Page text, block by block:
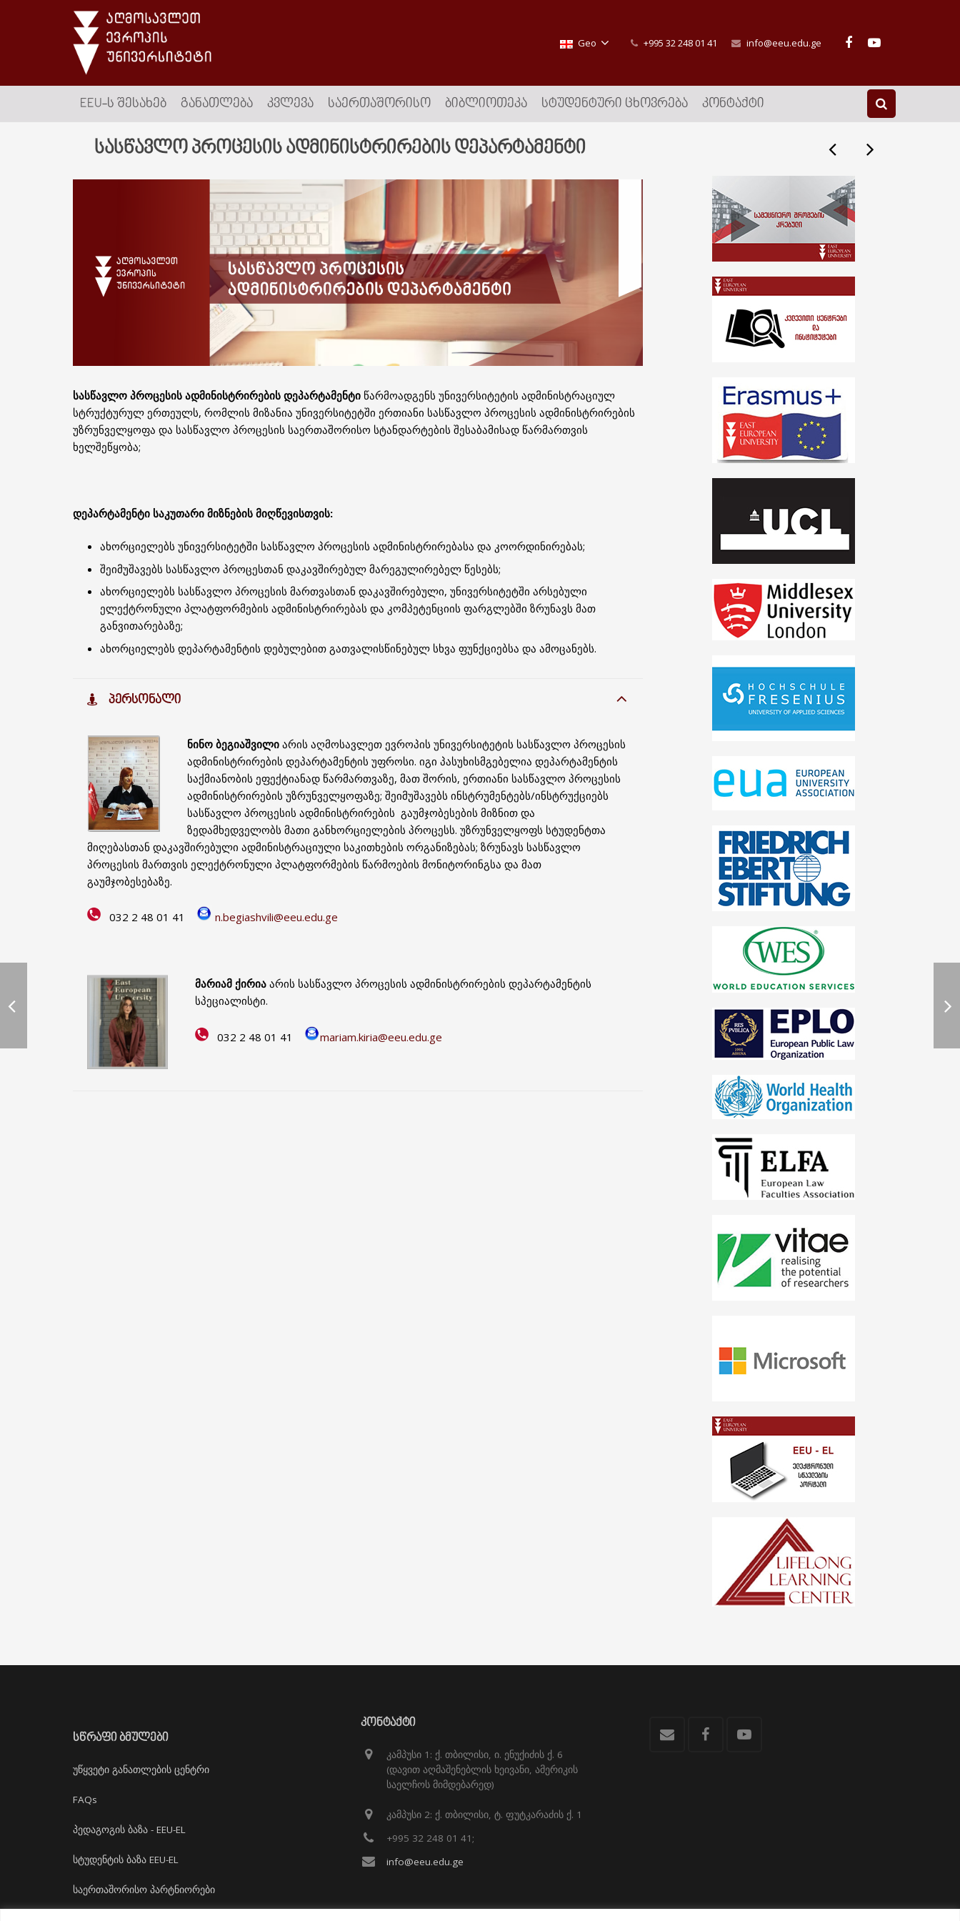
Geo +995 32 248 01 41 info@eeu.edu.ge
EEU-Ს ᲨᲔᲡᲐᲮᲔᲑ ᲒᲐᲜᲐᲗᲚᲔᲑᲐ ᲙᲕᲚᲔᲕᲐ ᲡᲐᲔᲠᲗᲐᲨᲝᲠᲘᲡᲝ ᲑᲘᲑᲚᲘᲝᲗᲔᲙᲐ ᲡᲢᲣᲓᲔᲜᲢᲣᲠᲘ ᲪᲮᲝᲕᲠᲔᲑᲐ ᲙᲝᲜᲢᲐᲥᲢᲘ
სასწავლო პროცესის ადმინისტრირების დეპარტამენტი
სასწავლო პროცესის ადმინისტრირების დეპარტამენტი წარმოადგენს უნივერსიტეტის ადმინისტრაციულ
სტრუქტურულ ერთეულს, რომლის მიზანია უნივერსიტეტში ერთიანი სასწავლო პროცესის ადმინისტრირების
უზრუნველყოფა და სასწავლო პროცესის საერთაშორისო სტანდარტების შესაბამისად წარმართვის
ხელშეწყობა;
დეპარტამენტი საკუთარი მიზნების მიღწევისთვის:
ახორციელებს უნივერსიტეტში სასწავლო პროცესის ადმინისტრირებასა და კოორდინირებას;
შეიმუშავებს სასწავლო პროცესთან დაკავშირებულ მარეგულირებელ წესებს;
ახორციელებს სასწავლო პროცესის მართვასთან დაკავშირებული, უნივერსიტეტში არსებული
ელექტრონული პლატფორმების ადმინისტრირებას და კომპეტენციის ფარგლებში ზრუნავს მათ
განვითარებაზე;
ახორციელებს დეპარტამენტის დებულებით გათვალისწინებულ სხვა ფუნქციებსა და ამოცანებს.
ᲞᲔᲠᲡᲝᲜᲐᲚᲘ
ნინო ბეგიაშვილი არის აღმოსავლეთ ევროპის უნივერსიტეტის სასწავლო პროცესის
ადმინისტრირების დეპარტამენტის უფროსი. იგი პასუხისმგებელია დეპარტამენტის
საქმიანობის ეფექტიანად წარმართვაზე, მათ შორის, ერთიანი სასწავლო პროცესის
ადმინისტრირების უზრუნველყოფაზე; შეიმუშავებს ინსტრუმენტებს/ინსტრუქციებს
სასწავლო პროცესის ადმინისტრირების გაუმჯობესების მიზნით და
ზედამხედველობს მათი განხორციელების პროცესს. უზრუნველყოფს სტუდენტთა
მიღებასთან დაკავშირებული ადმინისტრაციული საკითხების ორგანიზებას; ზრუნავს სასწავლო
პროცესის მართვის ელექტრონული პლატფორმების წარმოების მონიტორინგსა და მათ
გაუმჯობესებაზე.
032 2 48 01 41 n.begiashvili@eeu.edu.ge
მარიამ ქირია არის სასწავლო პროცესის ადმინისტრირების დეპარტამენტის
სპეციალისტი.
032 2 48 01 41 mariam.kiria@eeu.edu.ge
ᲡᲬᲠᲐᲤᲘ ᲑᲛᲣᲚᲔᲑᲘ
უწყვეტი განათლების ცენტრი
FAQs
პედაგოგის ბაზა - EEU-EL
სტუდენტის ბაზა EEU-EL
საერთაშორისო პარტნიორები
ᲙᲝᲜᲢᲐᲥᲢᲘ
კამპუსი 1: ქ. თბილისი, ი. ენუქიძის ქ. 6
(დავით აღმაშენებლის ხეივანი, ამერიკის
საელჩოს მიმდებარედ)
კამპუსი 2: ქ. თბილისი, ტ. ფუტკარაძის ქ. 1
+995 32 248 01 41;
info@eeu.edu.ge